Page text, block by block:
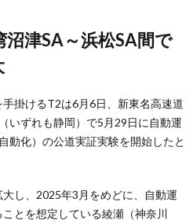
掛けるT2は6月6日、新東名高速道
いずれも静岡）で5月29日に自動運
動化）の公道実証実験を開始したと
し、2025年3月をめどに、自動運
とを想定している綾瀬（神奈川